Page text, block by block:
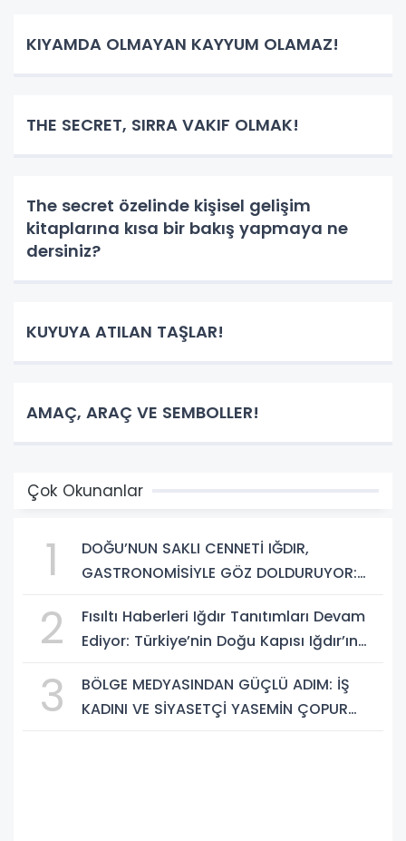
KIYAMDA OLMAYAN KAYYUM OLAMAZ!
THE SECRET, SIRRA VAKIF OLMAK!
The secret özelinde kişisel gelişim
kitaplarına kısa bir bakış yapmaya ne
dersiniz?
KUYUYA ATILAN TAŞLAR!
AMAÇ, ARAÇ VE SEMBOLLER!
Çok Okunanlar
1
DOĞU’NUN SAKLI CENNETİ IĞDIR,
GASTRONOMİSİYLE GÖZ DOLDURUYOR:
BULUŞMA NOKTASI
2
Fısıltı Haberleri Iğdır Tanıtımları Devam
Ediyor: Türkiye’nin Doğu Kapısı Iğdır’ın
3
BÖLGE MEDYASINDAN GÜÇLÜ ADIM: İŞ
KADINI VE SİYASETÇİ YASEMİN ÇOPUR